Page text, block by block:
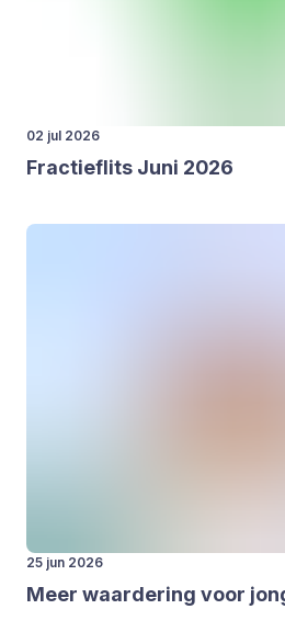
02 jul 2026
Frac­tieflits Juni 2026
25 jun 2026
Meer waar­de­ring voor